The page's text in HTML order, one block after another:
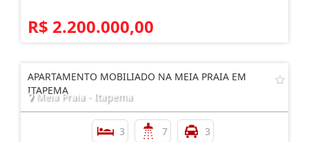
R$ 2.200.000,00
APARTAMENTO MOBILIADO NA MEIA PRAIA EM
ITAPEMA
Meia Praia - Itapema
3 7 3